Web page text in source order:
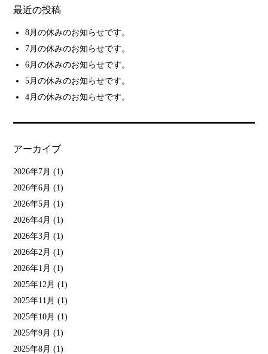
最近の投稿
8月の休みのお知らせです。
7月の休みのお知らせです。
6月の休みのお知らせです。
5月の休みのお知らせです。
4月の休みのお知らせです。
アーカイブ
2026年7月 (1)
2026年6月 (1)
2026年5月 (1)
2026年4月 (1)
2026年3月 (1)
2026年2月 (1)
2026年1月 (1)
2025年12月 (1)
2025年11月 (1)
2025年10月 (1)
2025年9月 (1)
2025年8月 (1)